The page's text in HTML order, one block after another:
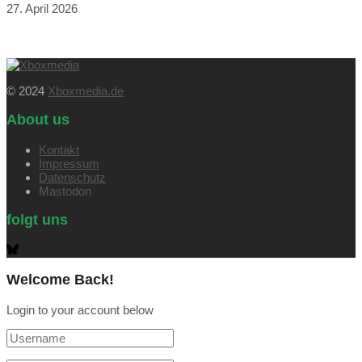
27. April 2026
© 2024 Xboxmedia.de
About us
Kontakt
Impressum
Datenschutz
Mastodon
folgt uns
Welcome Back!
Login to your account below